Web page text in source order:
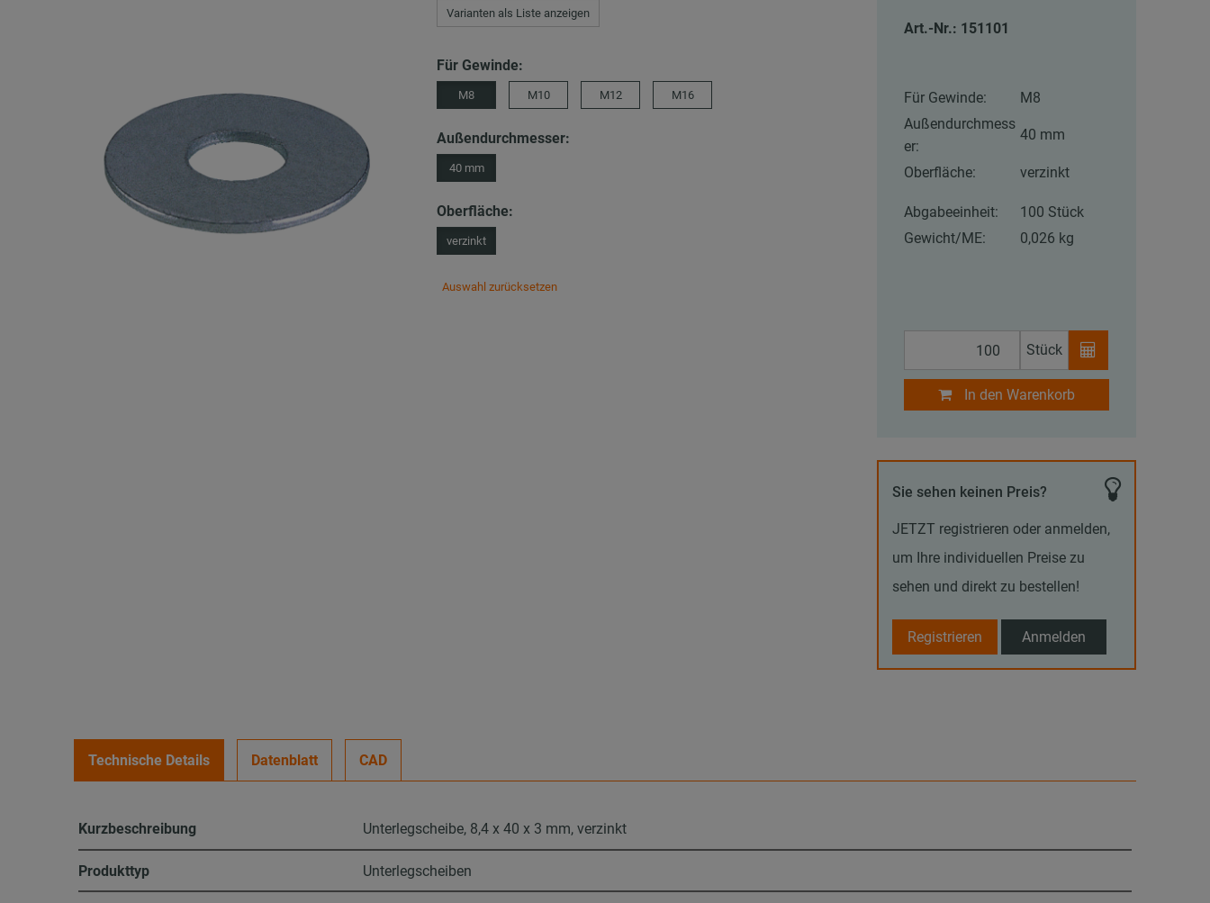
Varianten als Liste anzeigen
Für Gewinde:
M8 M10 M12 M16
Außendurchmesser:
40 mm
Oberfläche:
verzinkt
Auswahl zurücksetzen
Art.-Nr.: 151101
Für Gewinde:
M8
Außendurchmess
er:
40 mm
Oberfläche: verzinkt
Abgabeeinheit:
100 Stück
Gewicht/ME:
0,026 kg
Stück
In den Warenkorb
Sie sehen keinen Preis?
JETZT registrieren oder anmelden,
um Ihre individuellen Preise zu
sehen und direkt zu bestellen!
Registrieren Anmelden
Technische Details Datenblatt CAD
Kurzbeschreibung Unterlegscheibe, 8,4 x 40 x 3 mm, verzinkt
Produkttyp Unterlegscheiben